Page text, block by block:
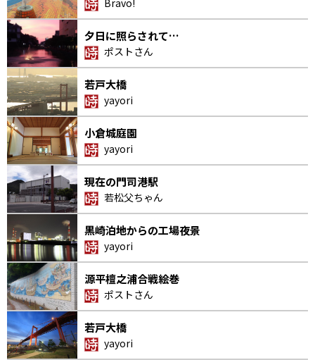
夕日に照らされて…
ポストさん
若戸大橋
yayori
小倉城庭園
yayori
現在の門司港駅
若松父ちゃん
黒崎泊地からの工場夜景
yayori
源平檀之浦合戦絵巻
ポストさん
若戸大橋
yayori